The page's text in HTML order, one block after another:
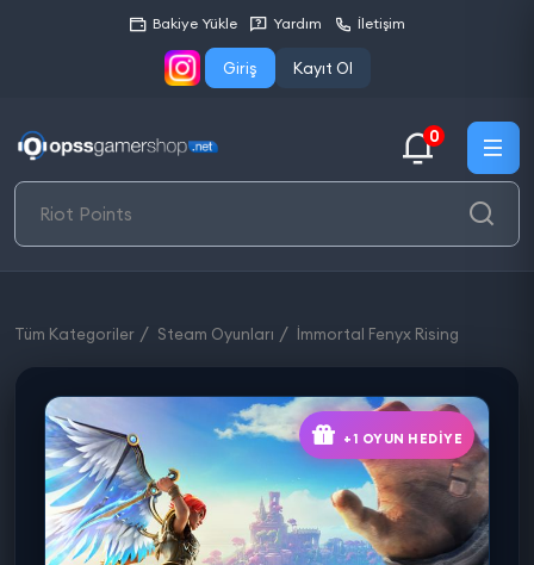
Bakiye Yükle Yardım İletişim
Giriş Kayıt Ol
0
Tüm Kategoriler Steam Oyunları İmmortal Fenyx Rising
+1 OYUN HEDIYE